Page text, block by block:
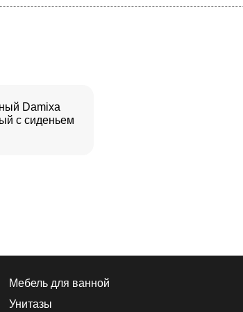
Damixa
с сиденьем
Мебель для ванной
Унитазы